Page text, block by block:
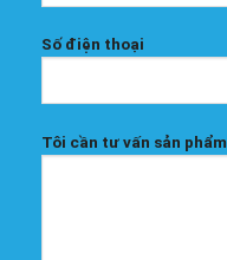
Số điện thoại
Tôi cần tư vấn sản phẩm